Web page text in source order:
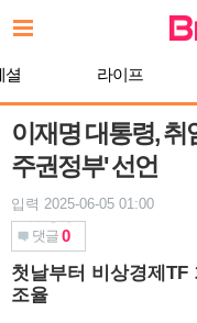
문
로셜 라이프
이재명 대통령,
주권정부' 선언
입력 2025-06-05 01:00
댓글 0
첫날부터 비상경제
조율